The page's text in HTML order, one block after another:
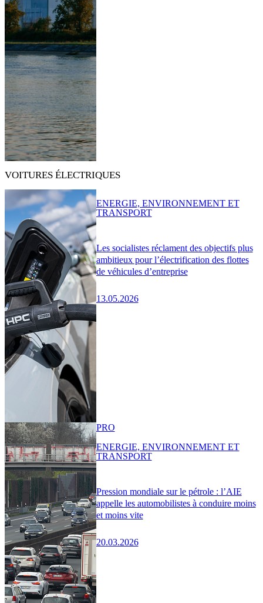
VOITURES ÉLECTRIQUES
Les socialistes réclament des objectifs plus
ambitieux pour l’électrification des flottes
de véhicules d’entreprise
13.05.2026
ENERGIE, ENVIRONNEMENT ET
TRANSPORT
Pression mondiale sur le pétrole : l’AIE
appelle les automobilistes à conduire moins
et moins vite
20.03.2026
PRO
ENERGIE, ENVIRONNEMENT ET
TRANSPORT